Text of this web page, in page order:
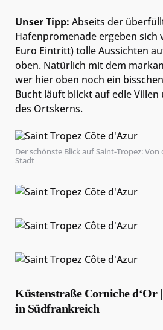
Unser Tipp: Abseits der
Hafenpromenade ergeben sich
Euro Eintritt) tolle Aussichten
oben. Natürlich mit dem
wer hier oben noch ein
Bucht läuft blickt auf edle Villen
des Ortskerns.
Der schönste Blick auf Saint-Tropez:
Stadt
Küstenstraße Corniche d‘Or
in Südfrankreich